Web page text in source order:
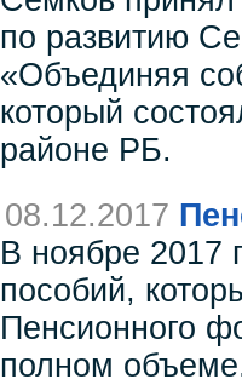
по развитию
«Объединяя
который
районе РБ.
08.12.2017
В ноябре 2017
пособий,
Пенсионного
полном